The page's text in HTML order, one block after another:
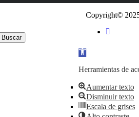
Copyright©
Abrir
de
Herramientas de
Aumentar texto
Disminuir texto
Escala de grises